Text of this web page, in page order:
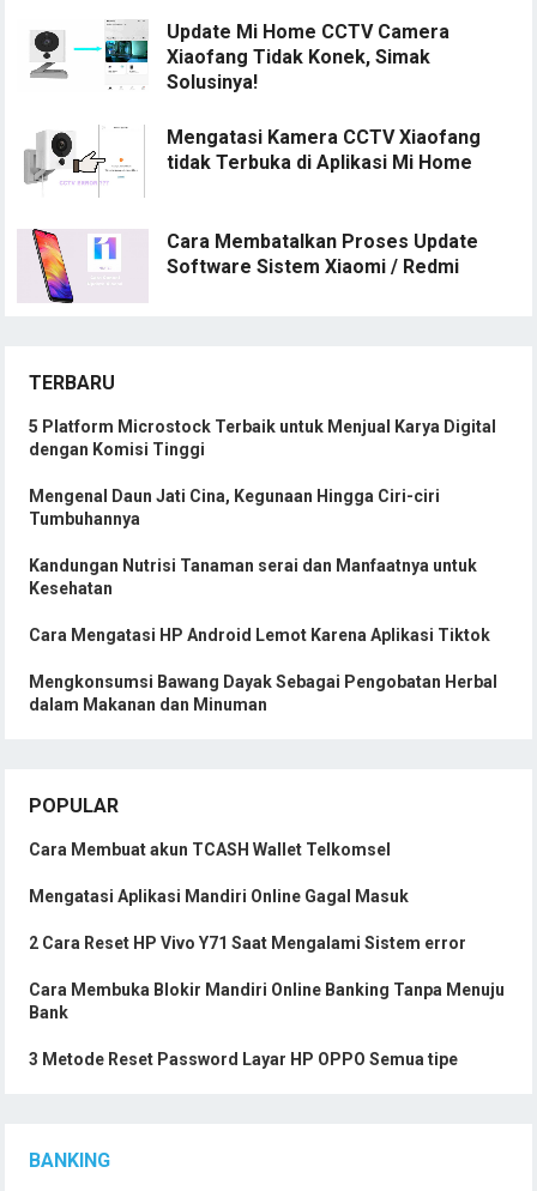
Update Mi Home CCTV Camera
Xiaofang Tidak Konek, Simak
Solusinya!
Mengatasi Kamera CCTV Xiaofang
tidak Terbuka di Aplikasi Mi Home
Cara Membatalkan Proses Update
Software Sistem Xiaomi / Redmi
TERBARU
5 Platform Microstock Terbaik untuk Menjual Karya Digital
dengan Komisi Tinggi
Mengenal Daun Jati Cina, Kegunaan Hingga Ciri-ciri
Tumbuhannya
Kandungan Nutrisi Tanaman serai dan Manfaatnya untuk
Kesehatan
Cara Mengatasi HP Android Lemot Karena Aplikasi Tiktok
Mengkonsumsi Bawang Dayak Sebagai Pengobatan Herbal
dalam Makanan dan Minuman
POPULAR
Cara Membuat akun TCASH Wallet Telkomsel
Mengatasi Aplikasi Mandiri Online Gagal Masuk
2 Cara Reset HP Vivo Y71 Saat Mengalami Sistem error
Cara Membuka Blokir Mandiri Online Banking Tanpa Menuju
Bank
3 Metode Reset Password Layar HP OPPO Semua tipe
BANKING